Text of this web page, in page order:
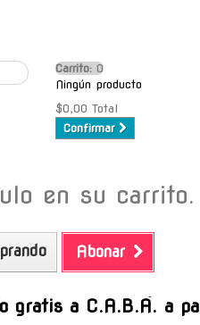
Carrito: O
Ningún producto
$0,00 Total
Confirmar
en su carrito.
Abonar
-
gratis a C.A.B.A. a